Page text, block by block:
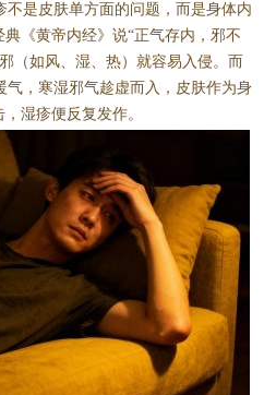
不是皮肤单方面的问题，而是身体内
《黄帝内经》说“正气存内，邪不
（如风、湿、热）就容易入侵。而
气，寒湿邪气趁虚而入，皮肤作为身
湿疹便反复发作。